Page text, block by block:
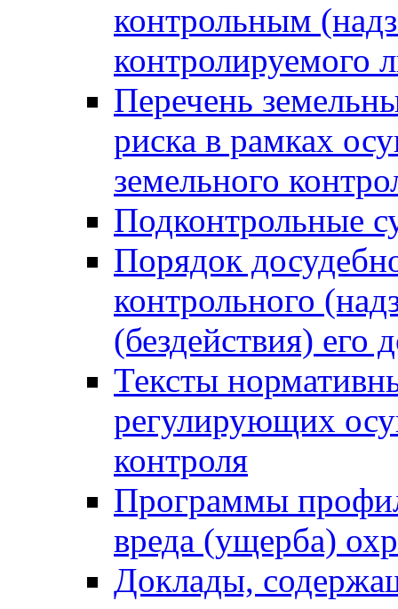
контрольным
контролируемого
Перечень
риска в рамках
земельного
Подконтрольные
Порядок
контрольного
(бездействия)
Тексты
регулирующих
контроля
Программы
вреда (ущерба)
Доклады,